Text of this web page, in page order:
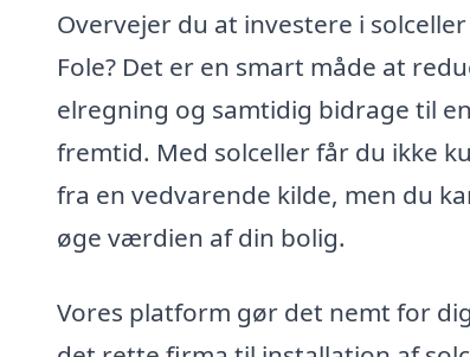
Overvejer du at investere i
Fole? Det er en smart måde at
elregning og samtidig bidrage til
fremtid. Med solceller får du ikke
fra en vedvarende kilde, men du
øge værdien af din bolig.
Vores platform gør det nemt for